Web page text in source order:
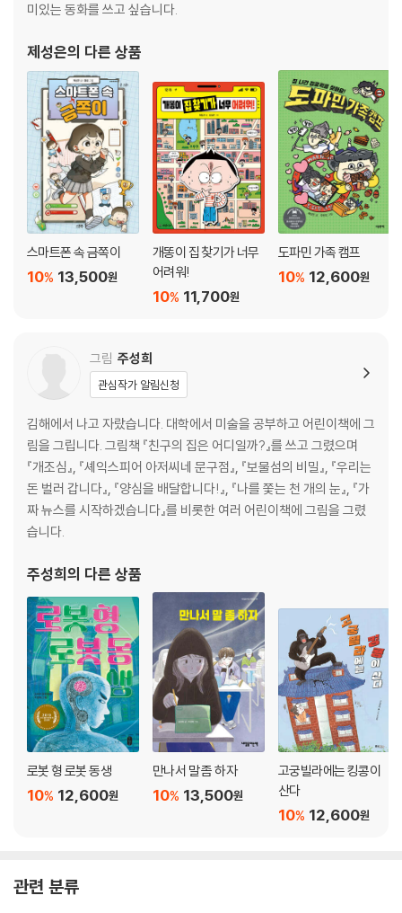
미있는 동화를 쓰고 싶습니다.
제성은의 다른 상품
스마트폰 속 금쪽이
13,500원
10%
개똥이 집 찾기가 너무
어려워!
11,700원
10%
도파민 가족 캠프
12,600원
10%
그림 주성희
관심작가 알림신청
김해에서 나고 자랐습니다. 대학에서 미술을 공부하고 어린이책에 그
림을 그립니다. 그림책 『친구의 집은 어디일까?』를 쓰고 그렸으며
『개조심』, 『셰익스피어 아저씨네 문구점』, 『보물섬의 비밀』, 『우리는
돈 벌러 갑니다』, 『양심을 배달합니다!』, 『나를 쫓는 천 개의 눈』, 『가
짜 뉴스를 시작하겠습니다』를 비롯한 여러 어린이책에 그림을 그렸
습니다.
주성희의 다른 상품
로봇 형 로봇 동생
12,600원
10%
만나서 말 좀 하자
13,500원
10%
고궁빌라에는 킹콩이
산다
12,600원
10%
관련 분류